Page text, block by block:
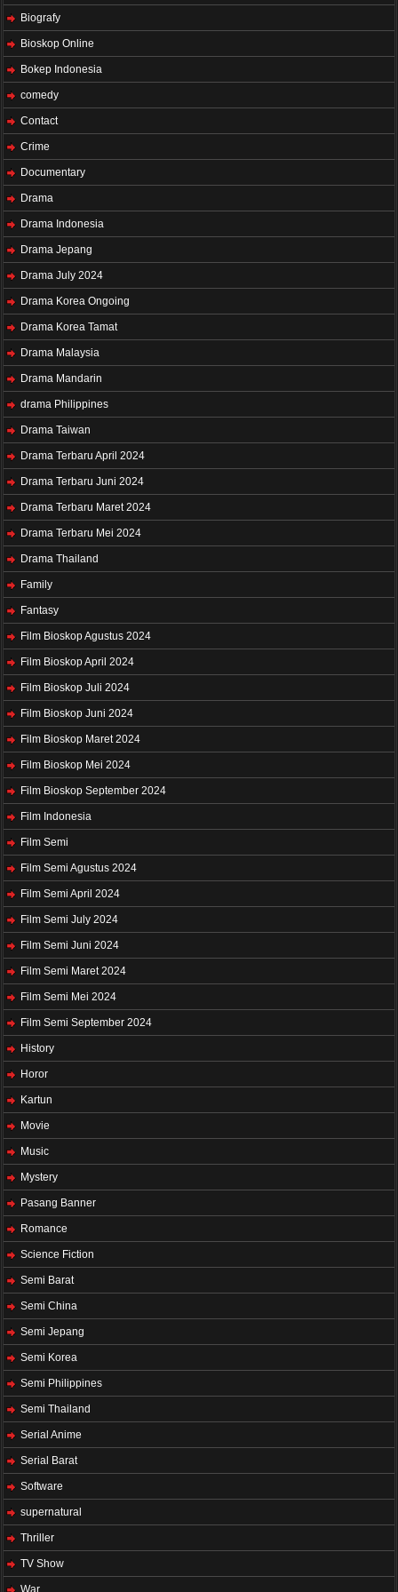
Biografy
Bioskop Online
Bokep Indonesia
comedy
Contact
Crime
Documentary
Drama
Drama Indonesia
Drama Jepang
Drama July 2024
Drama Korea Ongoing
Drama Korea Tamat
Drama Malaysia
Drama Mandarin
drama Philippines
Drama Taiwan
Drama Terbaru April 2024
Drama Terbaru Juni 2024
Drama Terbaru Maret 2024
Drama Terbaru Mei 2024
Drama Thailand
Family
Fantasy
Film Bioskop Agustus 2024
Film Bioskop April 2024
Film Bioskop Juli 2024
Film Bioskop Juni 2024
Film Bioskop Maret 2024
Film Bioskop Mei 2024
Film Bioskop September 2024
Film Indonesia
Film Semi
Film Semi Agustus 2024
Film Semi April 2024
Film Semi July 2024
Film Semi Juni 2024
Film Semi Maret 2024
Film Semi Mei 2024
Film Semi September 2024
History
Horor
Kartun
Movie
Music
Mystery
Pasang Banner
Romance
Science Fiction
Semi Barat
Semi China
Semi Jepang
Semi Korea
Semi Philippines
Semi Thailand
Serial Anime
Serial Barat
Software
supernatural
Thriller
TV Show